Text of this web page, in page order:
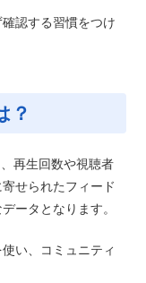
認する習慣をつけ
？
再生回数や視聴者
せられたフィード
ータとなります。
い、コミュニティ